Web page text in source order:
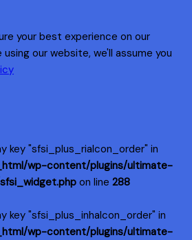
your best experience on our
our website, we'll assume you
key "sfsi_plus_riaIcon_order" in
wp-content/plugins/ultimate-
on line 288
key "sfsi_plus_inhaIcon_order" in
wp-content/plugins/ultimate-